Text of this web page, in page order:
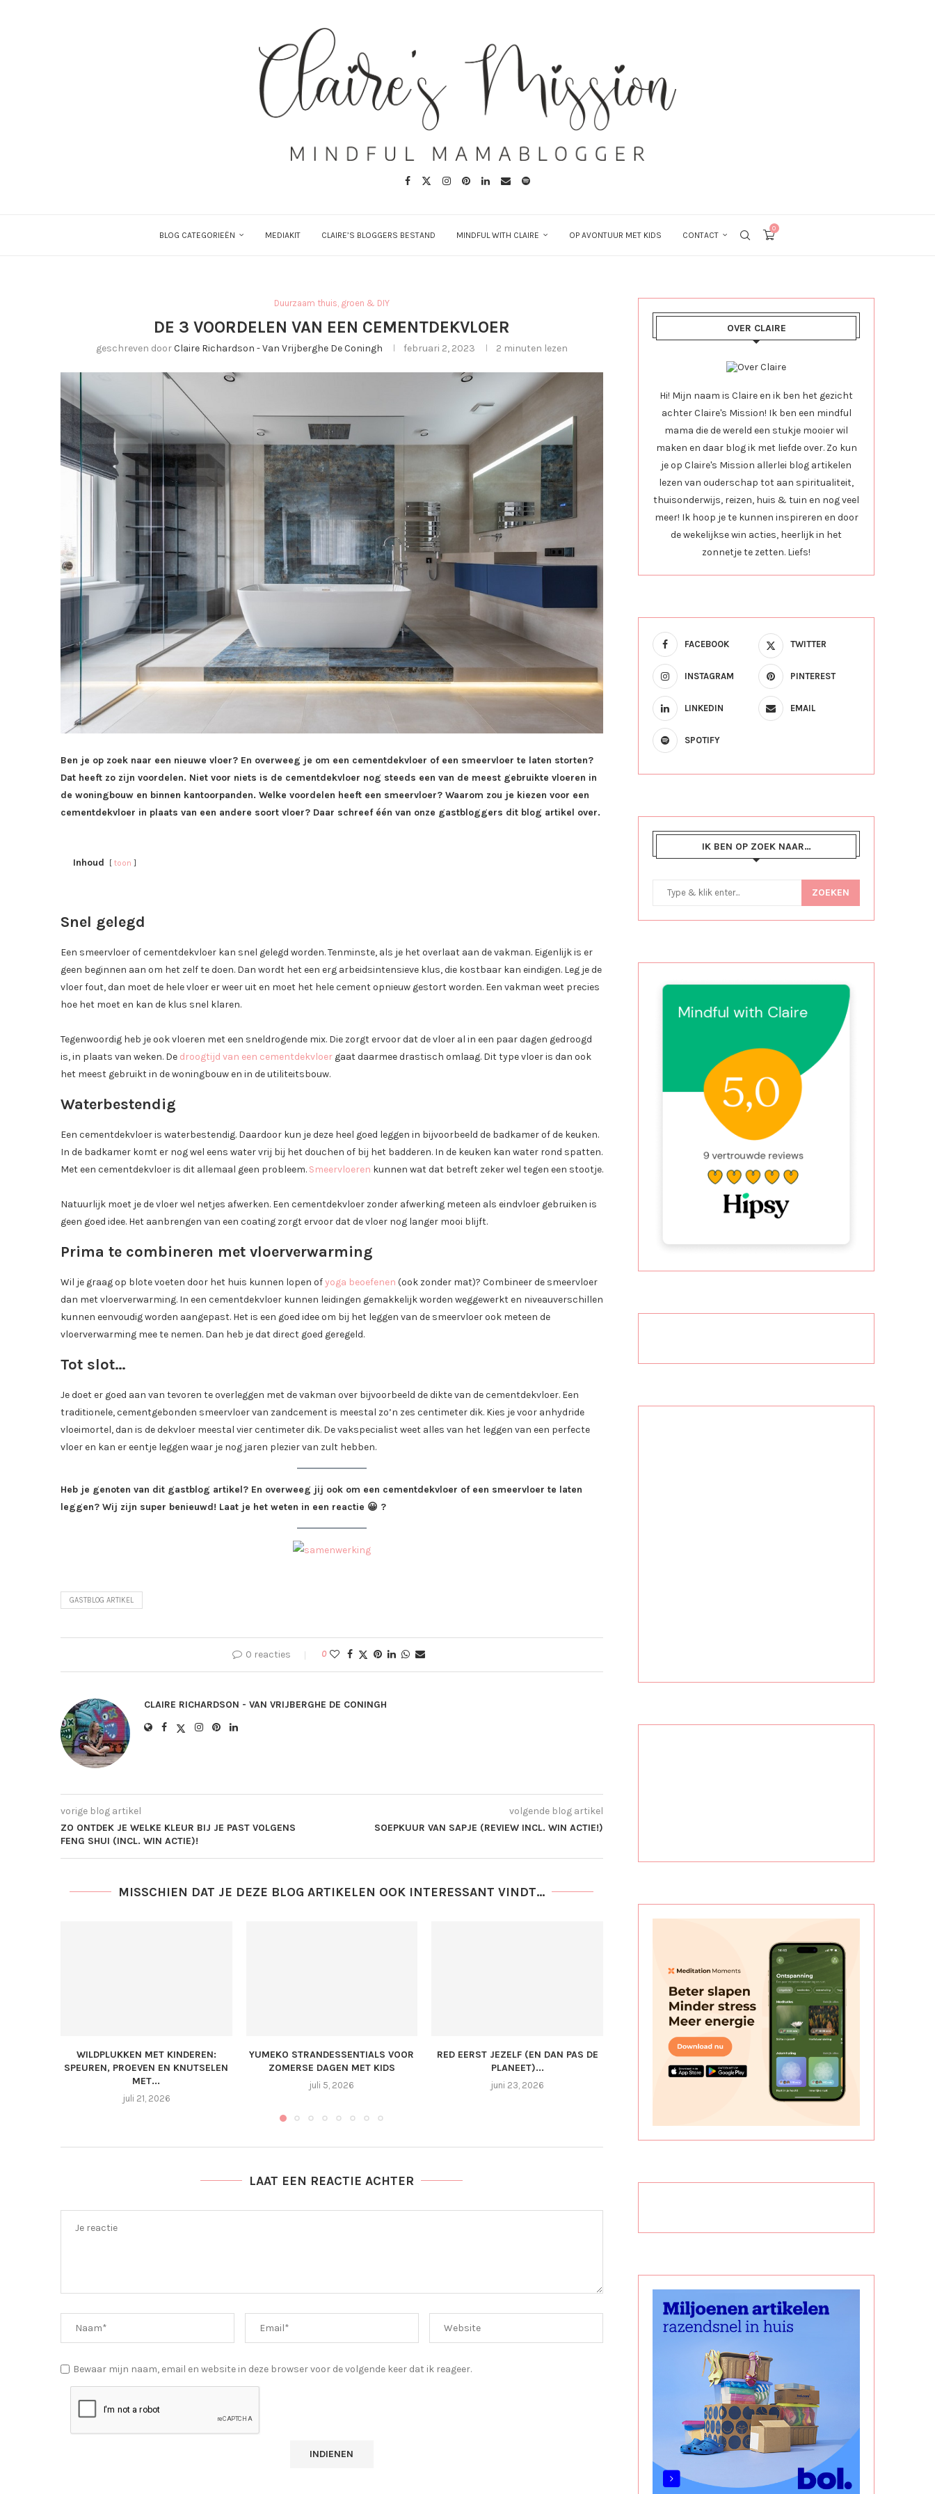
BLOG CATEGORIEËN MEDIAKIT CLAIRE’S BLOGGERS BESTAND MINDFUL WITH CLAIRE OP AVONTUUR MET KIDS CONTACT
0
Duurzaam thuis, groen & DIY
DE 3 VOORDELEN VAN EEN CEMENTDEKVLOER
geschreven doorClaire Richardson - Van Vrijberghe De Coningh februari 2, 2023 2 minuten lezen
Ben je op zoek naar een nieuwe vloer? En overweeg je om een cementdekvloer of een smeervloer te laten storten?
Dat heeft zo zijn voordelen. Niet voor niets is de cementdekvloer nog steeds een van de meest gebruikte vloeren in
de woningbouw en binnen kantoorpanden. Welke voordelen heeft een smeervloer? Waarom zou je kiezen voor een
cementdekvloer in plaats van een andere soort vloer? Daar schreef één van onze gastbloggers dit blog artikel over.
Inhoud toon
Snel gelegd
Een smeervloer of cementdekvloer kan snel gelegd worden. Tenminste, als je het overlaat aan de vakman. Eigenlijk is er
geen beginnen aan om het zelf te doen. Dan wordt het een erg arbeidsintensieve klus, die kostbaar kan eindigen. Leg je de
vloer fout, dan moet de hele vloer er weer uit en moet het hele cement opnieuw gestort worden. Een vakman weet precies
hoe het moet en kan de klus snel klaren.
Tegenwoordig heb je ook vloeren met een sneldrogende mix. Die zorgt ervoor dat de vloer al in een paar dagen gedroogd
is, in plaats van weken. De droogtijd van een cementdekvloer gaat daarmee drastisch omlaag. Dit type vloer is dan ook
het meest gebruikt in de woningbouw en in de utiliteitsbouw.
Waterbestendig
Een cementdekvloer is waterbestendig. Daardoor kun je deze heel goed leggen in bijvoorbeeld de badkamer of de keuken.
In de badkamer komt er nog wel eens water vrij bij het douchen of bij het badderen. In de keuken kan water rond spatten.
Met een cementdekvloer is dit allemaal geen probleem. Smeervloeren kunnen wat dat betreft zeker wel tegen een stootje.
Natuurlijk moet je de vloer wel netjes afwerken. Een cementdekvloer zonder afwerking meteen als eindvloer gebruiken is
geen goed idee. Het aanbrengen van een coating zorgt ervoor dat de vloer nog langer mooi blijft.
Prima te combineren met vloerverwarming
Wil je graag op blote voeten door het huis kunnen lopen ofyoga beoefenen (ook zonder mat)? Combineer de smeervloer
dan met vloerverwarming. In een cementdekvloer kunnen leidingen gemakkelijk worden weggewerkt en niveauverschillen
kunnen eenvoudig worden aangepast. Het is een goed idee om bij het leggen van de smeervloer ook meteen de
vloerverwarming mee te nemen. Dan heb je dat direct goed geregeld.
Tot slot…
Je doet er goed aan van tevoren te overleggen met de vakman over bijvoorbeeld de dikte van de cementdekvloer. Een
traditionele, cementgebonden smeervloer van zandcement is meestal zo’n zes centimeter dik. Kies je voor anhydride
vloeimortel, dan is de dekvloer meestal vier centimeter dik. De vakspecialist weet alles van het leggen van een perfecte
vloer en kan er eentje leggen waar je nog jaren plezier van zult hebben.
Heb je genoten van dit gastblog artikel? En overweeg jij ook om een cementdekvloer of een smeervloer te laten
leggen? Wij zijn super benieuwd! Laat je het weten in een reactie 😀 ?
GASTBLOG ARTIKEL
0 reacties 0
CLAIRE RICHARDSON - VAN VRIJBERGHE DE CONINGH
vorige blog artikel
ZO ONTDEK JE WELKE KLEUR BIJ JE PAST VOLGENS
FENG SHUI (INCL. WIN ACTIE)!
volgende blog artikel
SOEPKUUR VAN SAPJE (REVIEW INCL. WIN ACTIE!)
MISSCHIEN DAT JE DEZE BLOG ARTIKELEN OOK INTERESSANT VINDT...
WILDPLUKKEN MET KINDEREN:
SPEUREN, PROEVEN EN KNUTSELEN
MET...
juli 21, 2026
YUMEKO STRANDESSENTIALS VOOR
ZOMERSE DAGEN MET KIDS
juli 5, 2026
RED EERST JEZELF (EN DAN PAS DE
PLANEET)...
juni 23, 2026
TIPS VOOR DE GROTE SCHOONMAAK
IN HUIS
EEN NIEUW THUIS CREËREN
LAAT EEN REACTIE ACHTER
Bewaar mijn naam, email en website in deze browser voor de volgende keer dat ik reageer.
OVER CLAIRE
Hi! Mijn naam is Claire en ik ben het gezicht
achter Claire's Mission! Ik ben een mindful
mama die de wereld een stukje mooier wil
maken en daar blog ik met liefde over. Zo kun
je op Claire's Mission allerlei blog artikelen
lezen van ouderschap tot aan spiritualiteit,
thuisonderwijs, reizen, huis & tuin en nog veel
meer! Ik hoop je te kunnen inspireren en door
de wekelijkse win acties, heerlijk in het
zonnetje te zetten. Liefs!
FACEBOOK TWITTER
INSTAGRAM PINTEREST
LINKEDIN EMAIL
SPOTIFY
IK BEN OP ZOEK NAAR…
ZOEKEN